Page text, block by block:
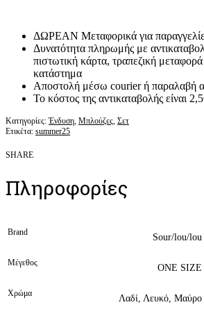
ΔΩΡΕΑΝ Μεταφορικά για
Δυνατότητα πληρωμής με
πιστωτική κάρτα, τραπεζική
κατάστημα
Αποστολή μέσω courier ή παραλαβή
Το κόστος της αντικαταβολής είναι
Κατηγορίες:Ένδυση, Μπλούζες, Σετ
Ετικέτα: summer25
SHARE
Πληροφορίες
Brand Sour/lou/lou
Μέγεθος ONE SIZE
Χρώμα Λαδί, Λευκό, Μαύρο